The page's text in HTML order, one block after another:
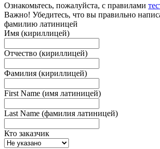
Ознакомьтесь, пожалуйста, с правилами
Важно! Убедитесь, что вы правильно
фамилию латиницей
Имя (кириллицей)
Отчество (кириллицей)
Фамилия (кириллицей)
First Name (имя латиницей)
Last Name (фамилия латиницей)
Кто заказчик